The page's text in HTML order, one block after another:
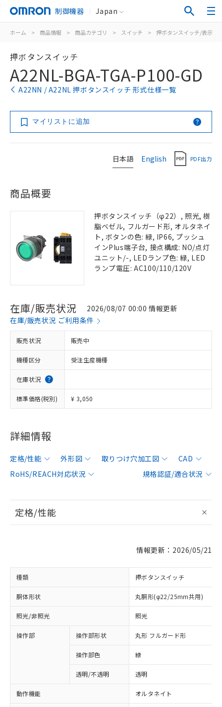
制御機器 Japan
ホーム > 商品情報 > 商品カテゴリ > スイッチ > 押ボタンスイッチ/表示灯
押ボタンスイッチ
A22NL-BGA-TGA-P100-GD
A22NN / A22NL 押ボタンスイッチ 形式仕様一覧
マイリストに追加
日本語 English PDF出力
商品概要
押ボタンスイッチ（φ22）, 照光, 樹
脂ベゼル, フルガード形, オルタネイ
ト, ボタンの色: 緑, IP66, プッシュ
インPlus端子台, 接点構成: NO/点灯
ユニット/-, LEDランプ色: 緑, LED
ランプ電圧: AC100/110/120V
在庫/販売状況
2026/08/07 00:00 情報更新
在庫/販売状況 ご利用条件
販売状況 販売中
機種区分 受注生産機種
在庫状況
標準価格(税別) ¥ 3,050
詳細情報
定格/性能 外形図 取りつけ穴加工図
CAD
RoHS/REACH対応状況
規格認証/適合状況
定格/性能
情報更新：2026/05/21
種類 押ボタンスイッチ
胴体形状 丸胴形(φ22/25mm共用)
照光/非照光 照光
操作部 操作部形状 丸形 フルガード形
操作部色 緑
透明/不透明 透明
動作機能 オルタネイト